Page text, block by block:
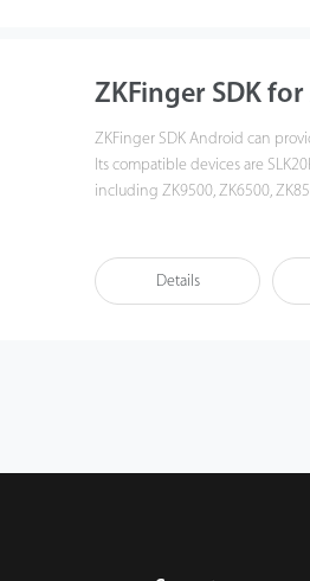
ZKFinger SDK
ZKFinger SDK Android can
Its compatible devices are
including ZK9500, ZK6500,
will help you to develop.
Details